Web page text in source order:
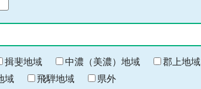
揖斐地域 中濃（美濃）地域
郡上地域
域 飛騨地域 県外